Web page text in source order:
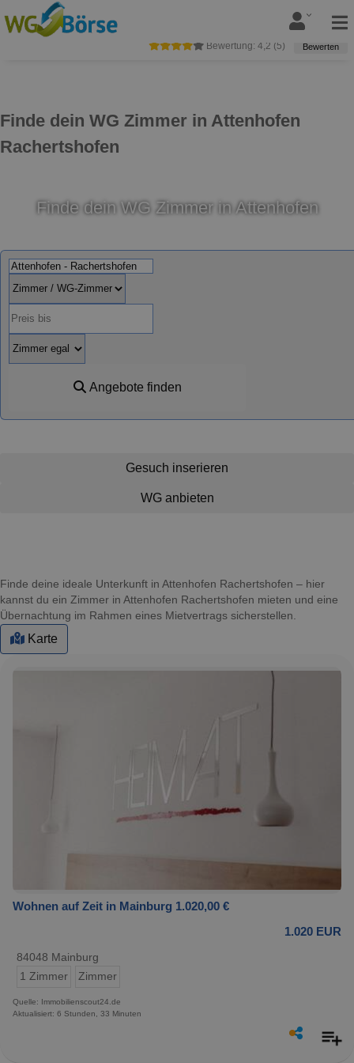
Finde dein WG Zimmer in Attenhofen
Rachertshofen
Bewertung: 4,2 (5) Bewerten
Finde dein WG Zimmer in Attenhofen
Angebote finden
Gesuch inserieren
WG anbieten
Finde deine ideale Unterkunft in Attenhofen Rachertshofen – hier
kannst du ein Zimmer in Attenhofen Rachertshofen mieten und eine
Übernachtung im Rahmen eines Mietvertrags sicherstellen.
Karte
Wohnen auf Zeit in Mainburg 1.020,00 €
1.020 EUR
84048 Mainburg
1 Zimmer
Zimmer
Quelle: Immobilienscout24.de
Aktualisiert: 6 Stunden, 33 Minuten